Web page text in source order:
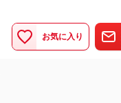
お気に入り